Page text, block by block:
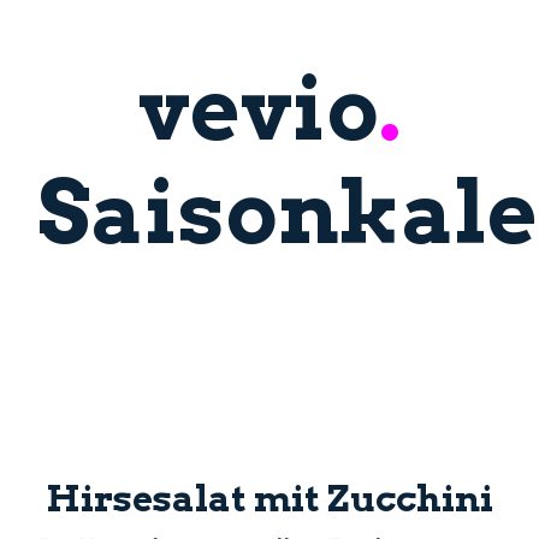
vevio.
Hirsesalat mit Zucchini